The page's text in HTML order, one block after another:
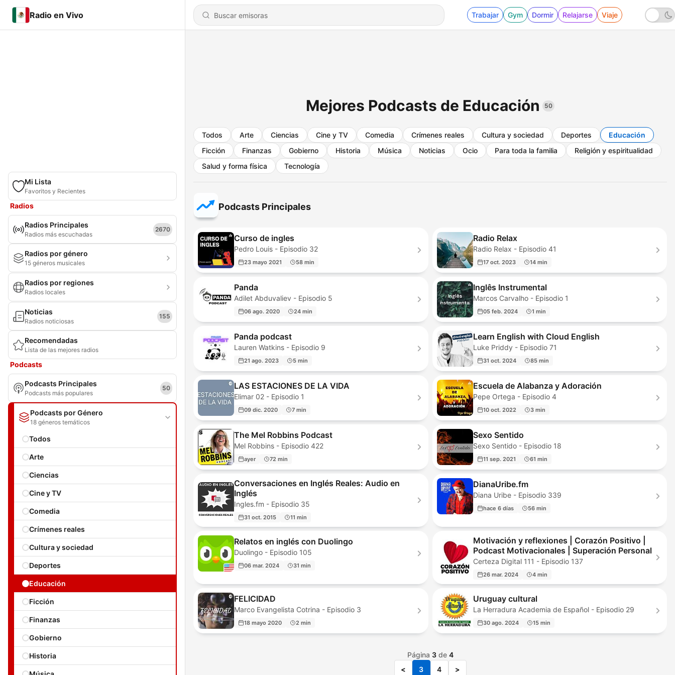
Radio en Vivo Trabajar Gym Dormir Relajarse Viaje
Mi Lista
Favoritos y Recientes
Radios
Radios Principales
Radios más escuchadas
2670
Radios por género
15 géneros musicales
Radios por regiones
Radios locales
Noticias
Radios noticiosas
155
Recomendadas
Lista de las mejores radios
Podcasts
Podcasts Principales
Podcasts más populares
50
Podcasts por Género
18 géneros temáticos
Todos
Arte
Ciencias
Cine y TV
Comedia
Crímenes reales
Cultura y sociedad
Deportes
Educación
Ficción
Finanzas
Gobierno
Historia
Mejores Podcasts de Educación 50
Todos Arte Ciencias Cine y TV Comedia Crímenes reales Cultura y sociedad Deportes
Educación
Ficción
Finanzas Gobierno Historia Música Noticias Ocio Para toda la familia
Religión y espiritualidad
Salud y forma física
Tecnología
Podcasts Principales
Curso de ingles
Pedro Louis - Episodio 32
23 mayo 2021 58 min
Radio Relax
Radio Relax - Episodio 41
17 oct. 2023 14 min
Panda
Adilet Abduvaliev - Episodio 5
06 ago. 2020 24 min
Inglês Instrumental
Marcos Carvalho - Episodio 1
05 feb. 2024 1 min
Panda podcast
Lauren Watkins - Episodio 9
21 ago. 2023 5 min
Learn English with Cloud English
Luke Priddy - Episodio 71
31 oct. 2024 85 min
LAS ESTACIONES DE LA VIDA
Elimar 02 - Episodio 1
09 dic. 2020 7 min
Escuela de Alabanza y Adoración
Pepe Ortega - Episodio 4
10 oct. 2022 3 min
The Mel Robbins Podcast
Mel Robbins - Episodio 422
ayer 72 min
Sexo Sentido
Sexo Sentido - Episodio 18
11 sep. 2021 61 min
Conversaciones en Inglés Reales: Audio en
Inglés
Ingles.fm - Episodio 35
31 oct. 2015 11 min
DianaUribe.fm
Diana Uribe - Episodio 339
hace 6 días 56 min
Relatos en inglés con Duolingo
Duolingo - Episodio 105
06 mar. 2024 31 min
Motivación y reflexiones | Corazón Positivo |
Podcast Motivacionales | Superación Personal
Certeza Digital 111 - Episodio 137
26 mar. 2024 4 min
FELICIDAD
Marco Evangelista Cotrina - Episodio 3
18 mayo 2020 2 min
Uruguay cultural
La Herradura Academia de Español - Episodio 29
30 ago. 2024 15 min
Página 3de 4
<
3 4 >